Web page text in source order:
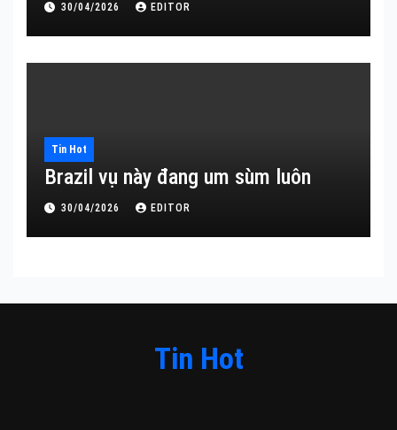
30/04/2026 EDITOR
Tin Hot
Brazil vụ này đang um sùm luôn
30/04/2026 EDITOR
Tin Hot